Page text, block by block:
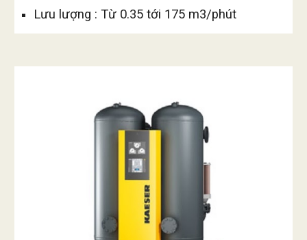
Lưu lượng : Từ 0.35 tới 175 m3/phút